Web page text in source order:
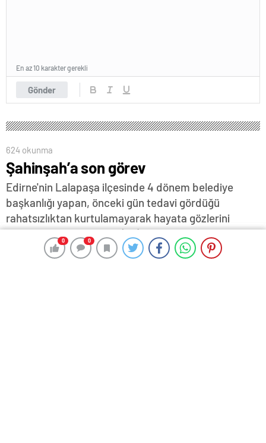
0 0
Gönder
En az 10 karakter gerekli
624 okunma
Şahinşah’a son görev
Edirne'nin Lalapaşa ilçesinde 4 dönem belediye
başkanlığı yapan, önceki gün tedavi gördüğü
rahatsızlıktan kurtulamayarak hayata gözlerini
yuman Bülent Şahinşah (68), Eski Cami'de
düzenlenen törenle son yolculuğuna uğurlandı…
0 0